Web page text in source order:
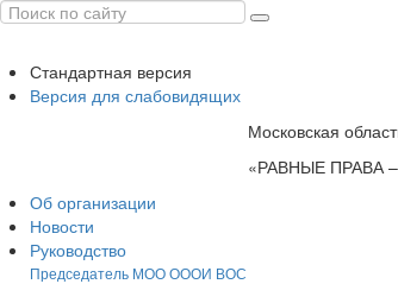
Стандартная версия
Версия для слабовидящих
Московская
«РАВНЫЕ ПРАВА
Об организации
Новости
Руководство
Председатель МОО ОООИ ВОС